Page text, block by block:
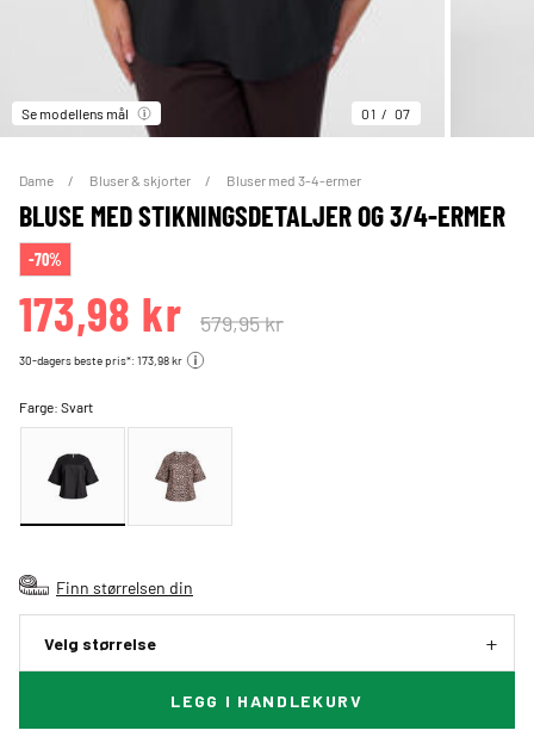
Se modellens mål 01 07
Dame Bluser & skjorter Bluser med 3-4-ermer
BLUSE MED STIKNINGSDETALJER OG 3/4-ERMER
-70%
173,98 kr 579,95 kr
30-dagers beste pris*: 173,98 kr
Farge:Svart
Finn størrelsen din
Velg størrelse
LEGG I HANDLEKURV